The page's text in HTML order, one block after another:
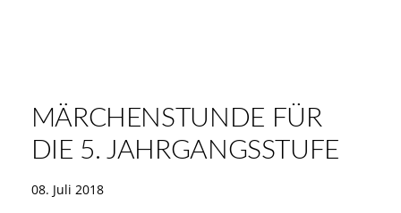
MÄRCHENSTUNDE FÜR
DIE 5. JAHRGANGSSTUFE
08. Juli 2018